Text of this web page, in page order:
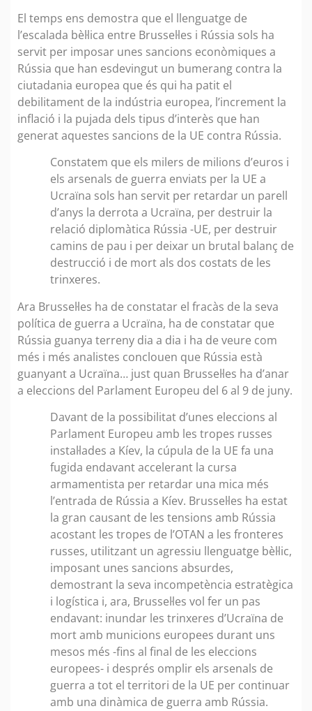
El temps ens demostra que el llenguatge de
l’escalada bèl·lica entre Brussel·les i Rússia sols ha
servit per imposar unes sancions econòmiques a
Rússia que han esdevingut un bumerang contra la
ciutadania europea que és qui ha patit el
debilitament de la indústria europea, l’increment la
inflació i la pujada dels tipus d’interès que han
generat aquestes sancions de la UE contra Rússia.
Constatem que els milers de milions d’euros i
els arsenals de guerra enviats per la UE a
Ucraïna sols han servit per retardar un parell
d’anys la derrota a Ucraïna, per destruir la
relació diplomàtica Rússia -UE, per destruir
camins de pau i per deixar un brutal balanç de
destrucció i de mort als dos costats de les
trinxeres.
Ara Brussel·les ha de constatar el fracàs de la seva
política de guerra a Ucraïna, ha de constatar que
Rússia guanya terreny dia a dia i ha de veure com
més i més analistes conclouen que Rússia està
guanyant a Ucraïna… just quan Brussel·les ha d’anar
a eleccions del Parlament Europeu del 6 al 9 de juny.
Davant de la possibilitat d’unes eleccions al
Parlament Europeu amb les tropes russes
instal·lades a Kíev, la cúpula de la UE fa una
fugida endavant accelerant la cursa
armamentista per retardar una mica més
l’entrada de Rússia a Kíev. Brussel·les ha estat
la gran causant de les tensions amb Rússia
acostant les tropes de l’OTAN a les fronteres
russes, utilitzant un agressiu llenguatge bèl·lic,
imposant unes sancions absurdes,
demostrant la seva incompetència estratègica
i logística i, ara, Brussel·les vol fer un pas
endavant: inundar les trinxeres d’Ucraïna de
mort amb municions europees durant uns
mesos més -fins al final de les eleccions
europees- i després omplir els arsenals de
guerra a tot el territori de la UE per continuar
amb una dinàmica de guerra amb Rússia.